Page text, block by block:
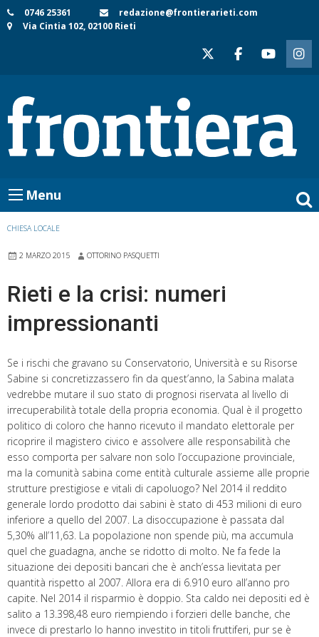
Skip
to
0746 25361
redazione@frontierarieti.com
Via Cintia 102, 02100 Rieti
Menu
CHIESA LOCALE
2 MARZO 2015 OTTORINO PASQUETTI
Rieti e la crisi: numeri
impressionanti
Se i rischi che gravano su Conservatorio, Università e su Risorse
Sabine si concretizzassero fin da quest’anno, la Sabina malata
vedrebbe mutare il suo stato di prognosi riservata al livello di
irrecuperabilità totale della propria economia. Qual è il progetto
politico di coloro che hanno ricevuto il mandato elettorale per
ricoprire il magistero civico e assolvere alle responsabilità che
esso comporta per salvare non solo l’occupazione provinciale,
ma la comunità sabina come entità culturale assieme alle proprie
strutture prestigiose e vitali di capoluogo? Nel 2014 il reddito
generale lordo prodotto dai sabini è stato di 453 milioni di euro
inferiore a quello del 2007. La disoccupazione è passata dal
5,30% all’11,63. La popolazione non spende più, ma accumula
quel che guadagna, anche se ridotto di molto. Ne fa fede la
situazione dei depositi bancari che è anch’essa lievitata per
quantità rispetto al 2007. Allora era di 6.910 euro all’anno pro
capite. Nel 2014 il risparmio è doppio. Sta caldo nei depositi ed è
salito a 13.398,48 euro riempiendo i forzieri delle banche, che
invece di prestarlo lo hanno investito in titoli fruttiferi, pur se è